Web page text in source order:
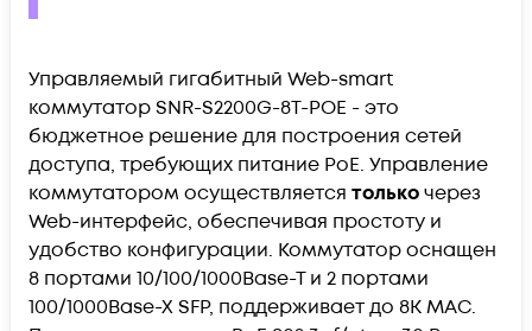
Управляемый гигабитный Web-smart
коммутатор SNR-S2200G-8T-POE - это
бюджетное решение для построения сетей
доступа, требующих питание PoE. Управление
коммутатором осуществляется толькочерез
Web-интерфейс, обеспечивая простоту и
удобство конфигурации. Коммутатор оснащен
8 портами 10/100/1000Base-T и 2 портами
100/1000Base-X SFP, поддерживает до 8K MAC.